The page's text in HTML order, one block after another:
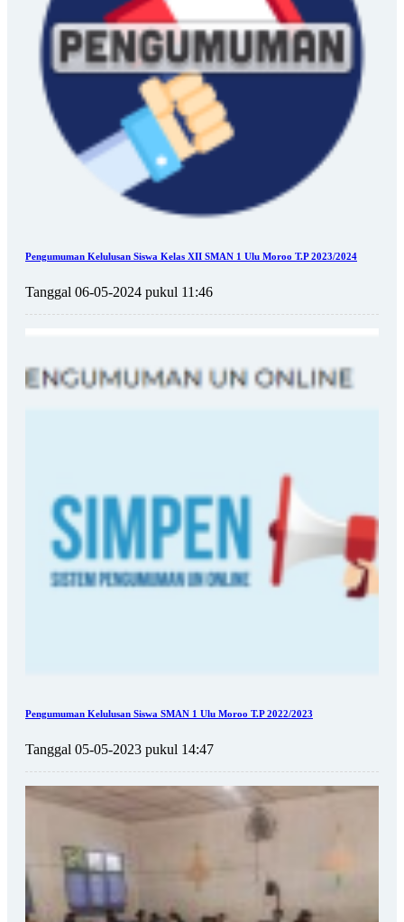
Pengumuman Kelulusan Siswa Kelas XII SMAN 1 Ulu Moroo T.P 2023/2024
Tanggal 06-05-2024 pukul 11:46
Pengumuman Kelulusan Siswa SMAN 1 Ulu Moroo T.P 2022/2023
Tanggal 05-05-2023 pukul 14:47